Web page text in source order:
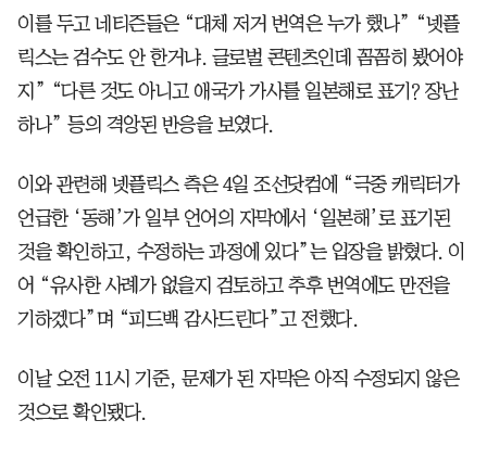
이를 두고 네티즌들은 “대체 저거 번역은 누가 했나” “넷플
릭스는 검수도 안 한거냐. 글로벌 콘텐츠인데 꼼꼼히 봤어야
지” “다른 것도 아니고 애국가 가사를 일본해로 표기? 장난
하나” 등의 격앙된 반응을 보였다.
이와 관련해 넷플릭스 측은 4일 조선닷컴에 “극중 캐릭터가
언급한 ‘동해’가 일부 언어의 자막에서 ‘일본해’로 표기된
것을 확인하고, 수정하는 과정에 있다”는 입장을 밝혔다. 이
어 “유사한 사례가 없을지 검토하고 추후 번역에도 만전을
기하겠다”며 “피드백 감사드린다”고 전했다.
이날 오전 11시 기준, 문제가 된 자막은 아직 수정되지 않은
것으로 확인됐다.